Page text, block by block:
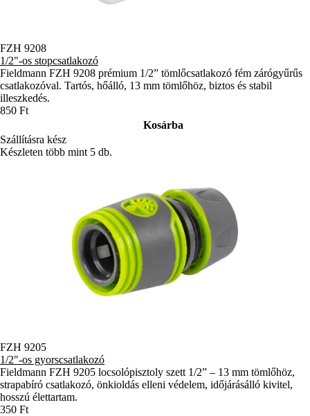
sövénynyírók közül. Közel 190 termék vár Önre, hogy segítsen
megteremteni a saját nyugalom szigetét. Egyszerűen írja be a
JULIUS25 kuponkódot a kosárban, és a kijelölt termékekre a –25%
kedvezmény
eszközök a munkához és a kényelmes kikapcsolódáshoz a kertben.
FZH 9208
1/2"-os stopcsatlakozó
Fieldmann FZH 9208 prémium 1/2” tömlőcsatlakozó fém zárógyűrűs
csatlakozóval. Tartós, hőálló, 13 mm tömlőhöz, biztos és stabil
illeszkedés.
850 Ft
Kosárba
Szállításra kész
Készleten több mint 5 db.
FZH 9205
1/2"-os gyorscsatlakozó
Fieldmann FZH 9205 locsolópisztoly szett 1/2” – 13 mm tömlőhöz,
strapabíró csatlakozó, önkioldás elleni védelem, időjárásálló kivitel,
hosszú élettartam.
350 Ft